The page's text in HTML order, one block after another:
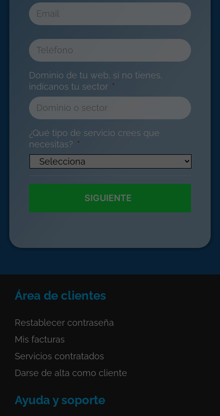
r
e
E
m
a
l
*
T
e
é
f
n
o
*
Dominio de tu web, si no tienes,
indícanos tu sector *
¿Qué tipo de servicio crees que
necesitas? *
Área de clientes
Restablecer contraseña
Mis facturas
Servicios contratados
Darse de alta como cliente
Ayuda y soporte